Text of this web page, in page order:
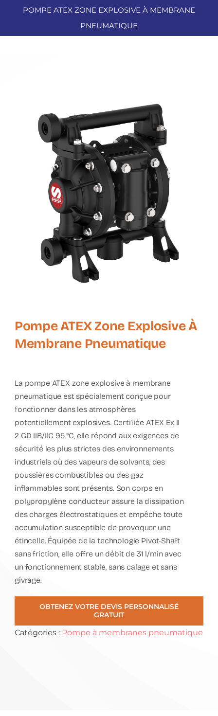
POMPE ATEX ZONE EXPLOSIVE À MEMBRANE
PNEUMATIQUE
Pompe ATEX Zone Explosive À
Membrane Pneumatique
La pompe ATEX zone explosive à membrane
pneumatique est spécialement conçue pour
fonctionner dans les atmosphères
potentiellement explosives. Certifiée ATEX Ex II
2 GD IIB/IIC 95 °C, elle répond aux exigences de
sécurité les plus strictes des environnements
industriels où des vapeurs de solvants, des
poussières combustibles ou des gaz
inflammables sont présents. Son corps en
polypropylène conducteur assure la dissipation
des charges électrostatiques et empêche toute
accumulation susceptible de provoquer une
étincelle. Équipée de la technologie Pivot-Shaft
sans friction, elle offre un débit de 31 l/min avec
un fonctionnement stable, sans calage et sans
givrage.
OBTENEZ VOTRE DEVIS PERSONNALISÉ
GRATUIT
Catégories : Pompe à membranes pneumatique